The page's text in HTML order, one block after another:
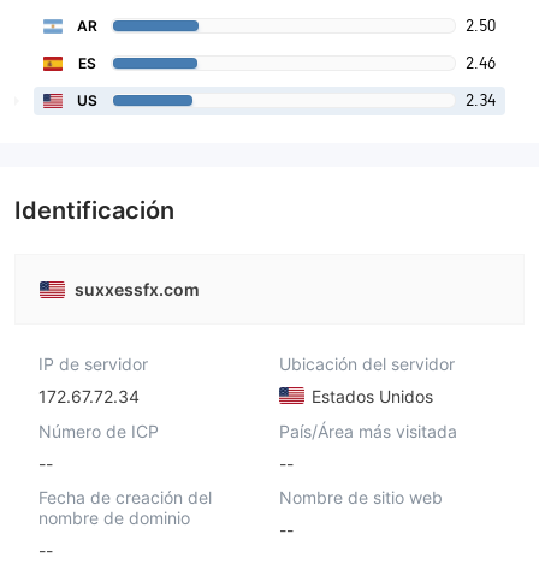
AR 2.50
ES 2.46
US 2.34
Identificación
suxxessfx.com
IP de servidor
172.67.72.34
Ubicación del servidor
Estados Unidos
Número de ICP
--
País/Área más visitada
--
Fecha de creación del
nombre de dominio
--
Nombre de sitio web
--